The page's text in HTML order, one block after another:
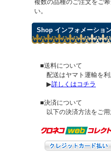
複数の品種のご注文をご
い。
Shop インフォメーショ
■送料について
配送はヤマト運輸を利
▶詳しくはコチラ
■決済について
以下の決済方法をご用